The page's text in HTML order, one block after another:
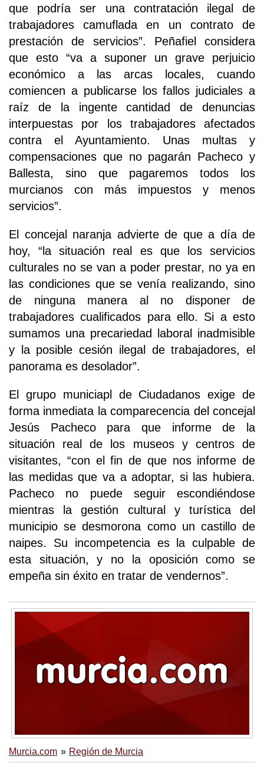
que podría ser una contratación ilegal de
trabajadores camuflada en un contrato de
prestación de servicios”. Peñafiel considera
que esto “va a suponer un grave perjuicio
económico a las arcas locales, cuando
comiencen a publicarse los fallos judiciales a
raíz de la ingente cantidad de denuncias
interpuestas por los trabajadores afectados
contra el Ayuntamiento. Unas multas y
compensaciones que no pagarán Pacheco y
Ballesta, sino que pagaremos todos los
murcianos con más impuestos y menos
servicios”.
El concejal naranja advierte de que a día de
hoy, “la situación real es que los servicios
culturales no se van a poder prestar, no ya en
las condiciones que se venía realizando, sino
de ninguna manera al no disponer de
trabajadores cualificados para ello. Si a esto
sumamos una precariedad laboral inadmisible
y la posible cesión ilegal de trabajadores, el
panorama es desolador”.
El grupo municiapl de Ciudadanos exige de
forma inmediata la comparecencia del concejal
Jesús Pacheco para que informe de la
situación real de los museos y centros de
visitantes, “con el fin de que nos informe de
las medidas que va a adoptar, si las hubiera.
Pacheco no puede seguir escondiéndose
mientras la gestión cultural y turística del
municipio se desmorona como un castillo de
naipes. Su incompetencia es la culpable de
esta situación, y no la oposición como se
empeña sin éxito en tratar de vendernos”.
Murcia.com Región de Murcia